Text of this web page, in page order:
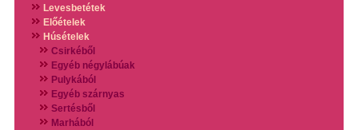
Levesbetétek
Előételek
Húsételek
Csirkéből
Egyéb négylábúak
Pulykából
Egyéb szárnyas
Sertésből
Marhából